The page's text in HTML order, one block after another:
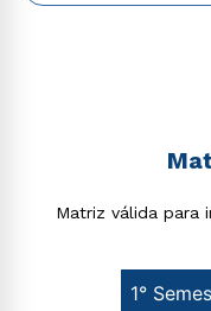
Matriz válida para
1°